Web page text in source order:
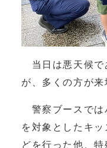
当日は悪天候で
が、多くの方が来
警察ブースでは
を対象としたキ
どを行った他、